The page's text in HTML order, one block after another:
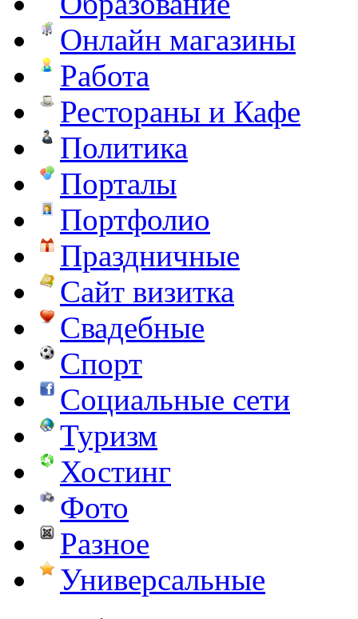
Онлайн магазины
Работа
Рестораны и Кафе
Политика
Порталы
Портфолио
Праздничные
Сайт визитка
Свадебные
Спорт
Социальные сети
Туризм
Хостинг
Фото
Разное
Универсальные